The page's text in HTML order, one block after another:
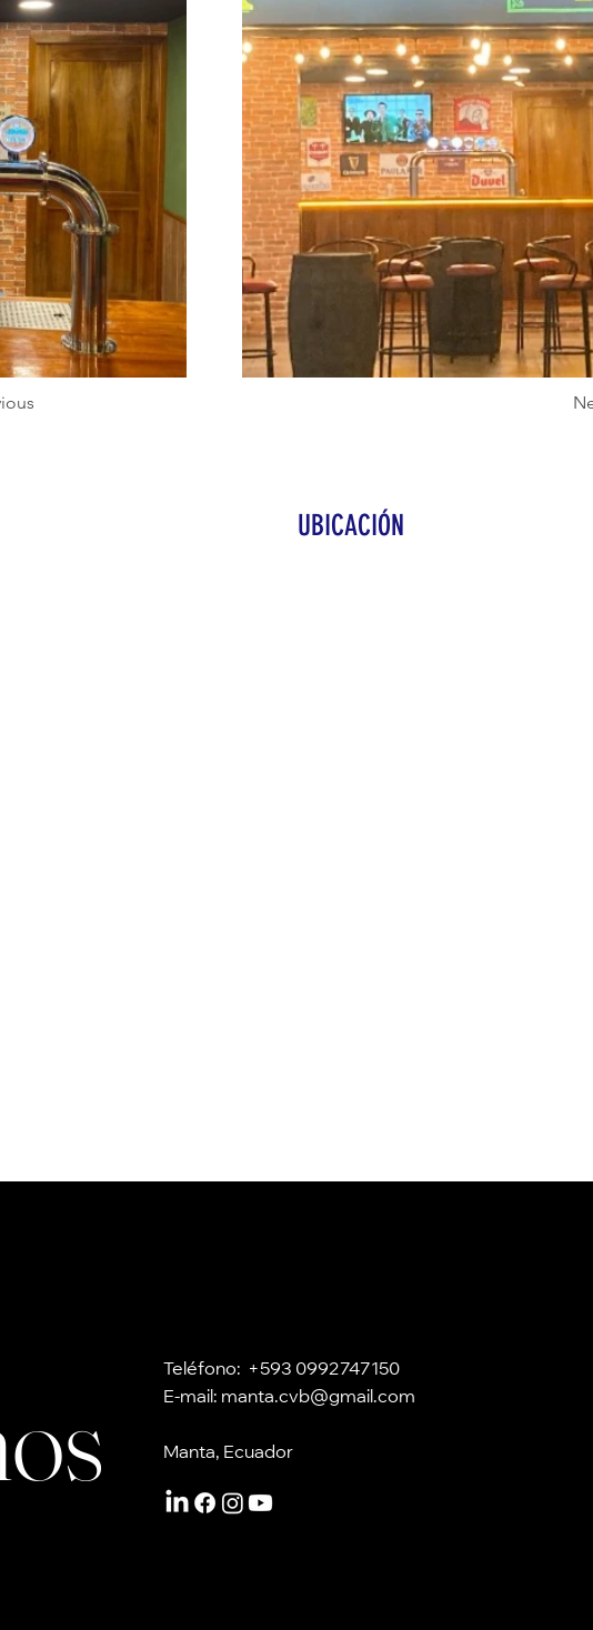
UBICACIÓN
Teléfono: +593 0992747150
E-mail: manta.cvb@gmail.com
Manta, Ecuador